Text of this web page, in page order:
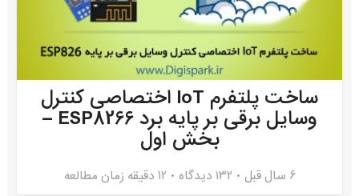
ساخت پلتفرم IoT اختصاصی کنترل
وسایل برقی بر پایه برد ESP8266 –
بخش اول
6 سال قبل ۱۳۲ دیدگاه 12 دقیقه زمان مطالعه